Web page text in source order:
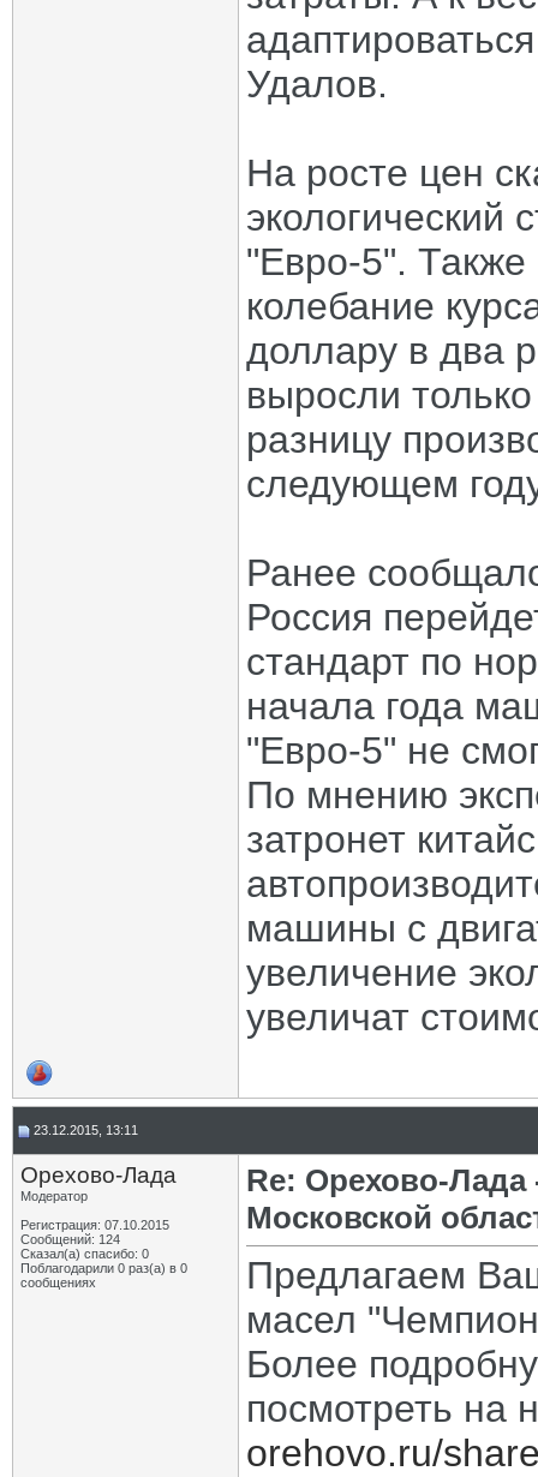
Удалов.
На росте цен
экологический
"Евро-5".
колебание
доллару в два
выросли
разницу
следующем
Ранее
Россия
стандарт по
начала года
"Евро-5" не
По мнению
затронет
машины с
увеличение
увеличат
23.12.2015, 13:11
Орехово-Лада
Модератор
Регистрация: 07.10.2015
Сообщений: 124
Сказал(а) спасибо: 0
Поблагодарили 0 раз(а) в 0
сообщениях
Re: Орехово-
Московской
Предлагаем
масел
Более
посмотреть на
orehovo.ru/